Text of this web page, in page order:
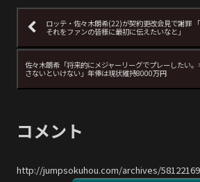
ロッテ・佐々木朗希(22)が契約更改会見で謝罪
それをファンの皆様に最初に伝えたいなと」
佐々木朗希「将来的にメジャーリーグでプレーしたい
さないといけない」年俸は現状維持8000万円
コメント
http://jumpsokuhou.com/archives/